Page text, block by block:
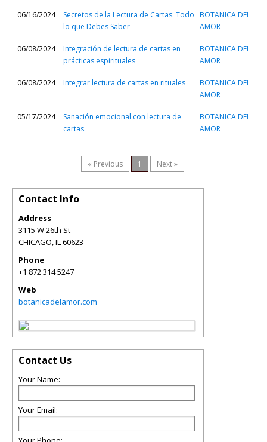
06/16/2024
Secretos de la Lectura de Cartas: Todo
lo que Debes Saber
BOTANICA DEL
AMOR
06/08/2024
Integración de lectura de cartas en
prácticas espirituales
BOTANICA DEL
AMOR
06/08/2024 Integrar lectura de cartas en rituales
BOTANICA DEL
AMOR
05/17/2024
Sanación emocional con lectura de
cartas.
BOTANICA DEL
AMOR
« Previous 1 Next »
Contact Info
Address
3115 W 26th St
CHICAGO,IL60623
Phone
+1 872 314 5247
Web
botanicadelamor.com
Contact Us
Your Name:
Your Email: